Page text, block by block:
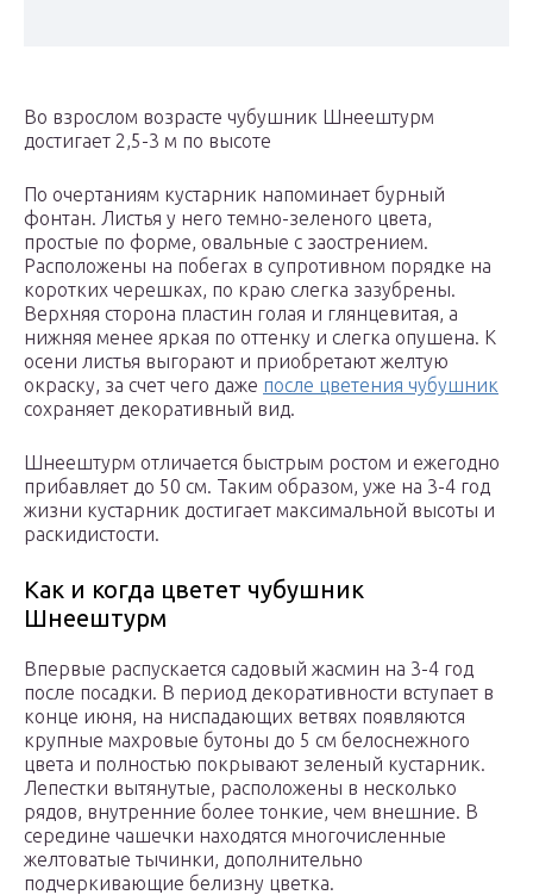
Во взрослом возрасте чубушник Шнеештурм
достигает 2,5-3 м по высоте
По очертаниям кустарник напоминает бурный
фонтан. Листья у него темно-зеленого цвета,
простые по форме, овальные с заострением.
Расположены на побегах в супротивном порядке на
коротких черешках, по краю слегка зазубрены.
Верхняя сторона пластин голая и глянцевитая, а
нижняя менее яркая по оттенку и слегка опушена. К
осени листья выгорают и приобретают желтую
окраску, за счет чего даже после цветения чубушник
сохраняет декоративный вид.
Шнеештурм отличается быстрым ростом и ежегодно
прибавляет до 50 см. Таким образом, уже на 3-4 год
жизни кустарник достигает максимальной высоты и
раскидистости.
Как и когда цветет чубушник
Шнеештурм
Впервые распускается садовый жасмин на 3-4 год
после посадки. В период декоративности вступает в
конце июня, на ниспадающих ветвях появляются
крупные махровые бутоны до 5 см белоснежного
цвета и полностью покрывают зеленый кустарник.
Лепестки вытянутые, расположены в несколько
рядов, внутренние более тонкие, чем внешние. В
середине чашечки находятся многочисленные
желтоватые тычинки, дополнительно
подчеркивающие белизну цветка.